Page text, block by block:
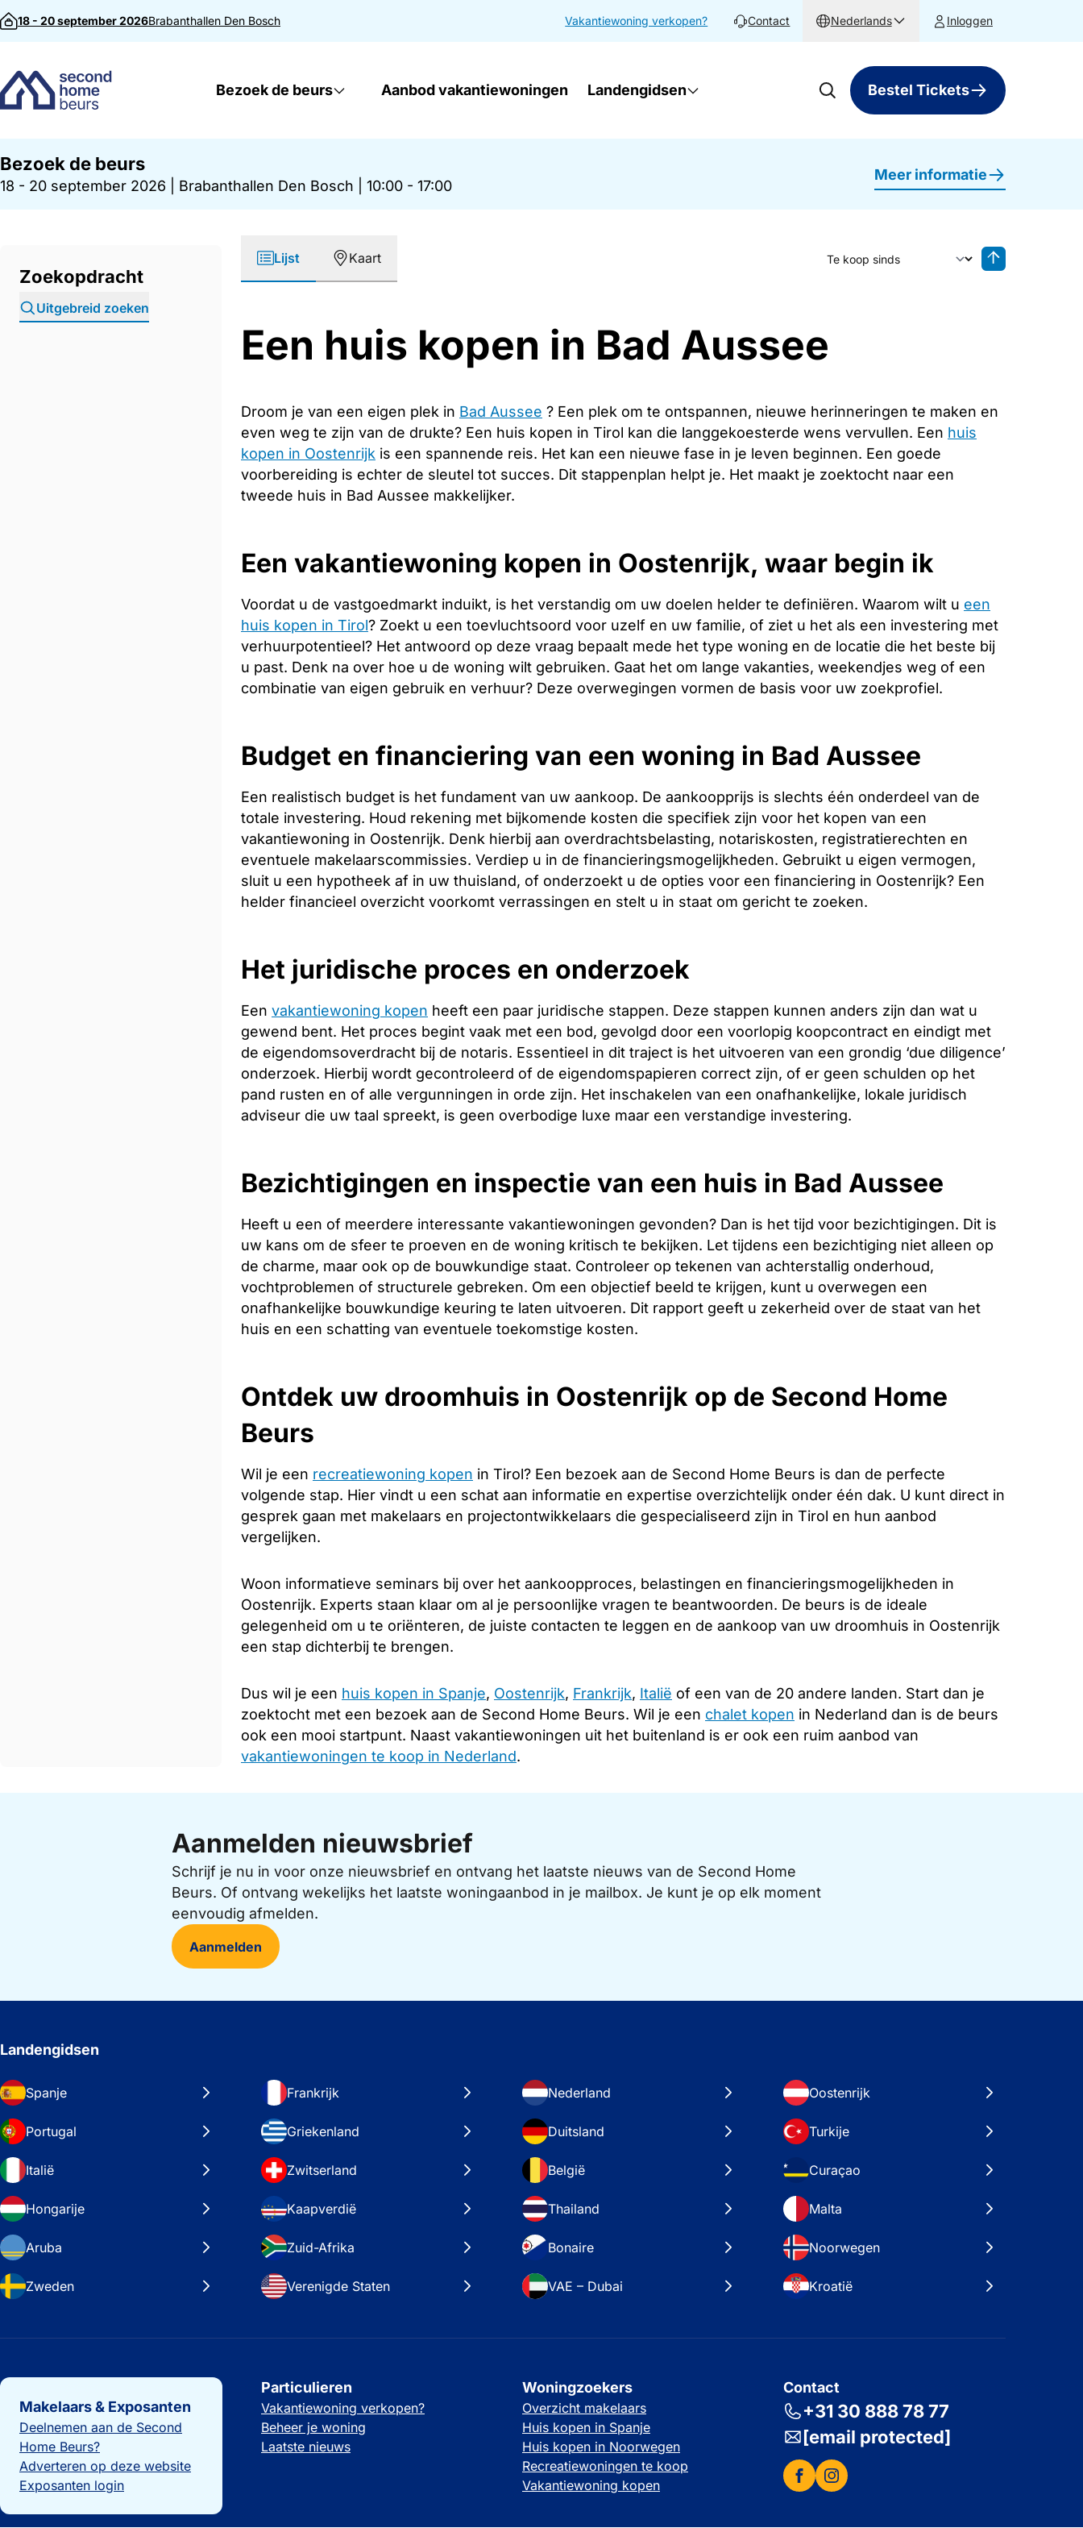
Direct naar inhoud
18 - 20 september 2026Brabanthallen Den Bosch Vakantiewoning verkopen? Contact Nederlands Inloggen
Bezoek de beurs Aanbod vakantiewoningen Landengidsen Bestel Tickets
Bezoek de beurs
18 - 20 september 2026 Brabanthallen Den Bosch 10:00 - 17:00
Meer informatie
Zoekopdracht
Uitgebreid zoeken
Lijst Kaart
Sorteer op
Een huis kopen in Bad Aussee
Droom je van een eigen plek in Bad Aussee ? Een plek om te ontspannen, nieuwe herinneringen te maken en
even weg te zijn van de drukte? Een huis kopen in Tirol kan die langgekoesterde wens vervullen. Een huis
kopen in Oostenrijk is een spannende reis. Het kan een nieuwe fase in je leven beginnen. Een goede
voorbereiding is echter de sleutel tot succes. Dit stappenplan helpt je. Het maakt je zoektocht naar een
tweede huis in Bad Aussee makkelijker.
Een vakantiewoning kopen in Oostenrijk, waar begin ik
Voordat u de vastgoedmarkt induikt, is het verstandig om uw doelen helder te definiëren. Waarom wilt u een
huis kopen in Tirol? Zoekt u een toevluchtsoord voor uzelf en uw familie, of ziet u het als een investering met
verhuurpotentieel? Het antwoord op deze vraag bepaalt mede het type woning en de locatie die het beste bij
u past. Denk na over hoe u de woning wilt gebruiken. Gaat het om lange vakanties, weekendjes weg of een
combinatie van eigen gebruik en verhuur? Deze overwegingen vormen de basis voor uw zoekprofiel.
Budget en financiering van een woning in Bad Aussee
Een realistisch budget is het fundament van uw aankoop. De aankoopprijs is slechts één onderdeel van de
totale investering. Houd rekening met bijkomende kosten die specifiek zijn voor het kopen van een
vakantiewoning in Oostenrijk. Denk hierbij aan overdrachtsbelasting, notariskosten, registratierechten en
eventuele makelaarscommissies. Verdiep u in de financieringsmogelijkheden. Gebruikt u eigen vermogen,
sluit u een hypotheek af in uw thuisland, of onderzoekt u de opties voor een financiering in Oostenrijk? Een
helder financieel overzicht voorkomt verrassingen en stelt u in staat om gericht te zoeken.
Het juridische proces en onderzoek
Een vakantiewoning kopen heeft een paar juridische stappen. Deze stappen kunnen anders zijn dan wat u
gewend bent. Het proces begint vaak met een bod, gevolgd door een voorlopig koopcontract en eindigt met
de eigendomsoverdracht bij de notaris. Essentieel in dit traject is het uitvoeren van een grondig ‘due diligence’
onderzoek. Hierbij wordt gecontroleerd of de eigendomspapieren correct zijn, of er geen schulden op het
pand rusten en of alle vergunningen in orde zijn. Het inschakelen van een onafhankelijke, lokale juridisch
adviseur die uw taal spreekt, is geen overbodige luxe maar een verstandige investering.
Bezichtigingen en inspectie van een huis in Bad Aussee
Heeft u een of meerdere interessante vakantiewoningen gevonden? Dan is het tijd voor bezichtigingen. Dit is
uw kans om de sfeer te proeven en de woning kritisch te bekijken. Let tijdens een bezichtiging niet alleen op
de charme, maar ook op de bouwkundige staat. Controleer op tekenen van achterstallig onderhoud,
vochtproblemen of structurele gebreken. Om een objectief beeld te krijgen, kunt u overwegen een
onafhankelijke bouwkundige keuring te laten uitvoeren. Dit rapport geeft u zekerheid over de staat van het
huis en een schatting van eventuele toekomstige kosten.
Ontdek uw droomhuis in Oostenrijk op de Second Home
Beurs
Wil je een recreatiewoning kopen in Tirol? Een bezoek aan de Second Home Beurs is dan de perfecte
volgende stap. Hier vindt u een schat aan informatie en expertise overzichtelijk onder één dak. U kunt direct in
gesprek gaan met makelaars en projectontwikkelaars die gespecialiseerd zijn in Tirol en hun aanbod
vergelijken.
Woon informatieve seminars bij over het aankoopproces, belastingen en financieringsmogelijkheden in
Oostenrijk. Experts staan klaar om al je persoonlijke vragen te beantwoorden. De beurs is de ideale
gelegenheid om u te oriënteren, de juiste contacten te leggen en de aankoop van uw droomhuis in Oostenrijk
een stap dichterbij te brengen.
Dus wil je een huis kopen in Spanje, Oostenrijk, Frankrijk, Italië of een van de 20 andere landen. Start dan je
zoektocht met een bezoek aan de Second Home Beurs. Wil je een chalet kopen in Nederland dan is de beurs
ook een mooi startpunt. Naast vakantiewoningen uit het buitenland is er ook een ruim aanbod van
vakantiewoningen te koop in Nederland.
Aanmelden nieuwsbrief
Schrijf je nu in voor onze nieuwsbrief en ontvang het laatste nieuws van de Second Home
Beurs. Of ontvang wekelijks het laatste woningaanbod in je mailbox. Je kunt je op elk moment
eenvoudig afmelden.
Aanmelden
Landengidsen
Spanje Frankrijk Nederland Oostenrijk
Portugal Griekenland Duitsland Turkije
Italië Zwitserland België Curaçao
Hongarije Kaapverdië Thailand Malta
Aruba Zuid-Afrika Bonaire Noorwegen
Zweden Verenigde Staten VAE – Dubai Kroatië
Belangrijke links
Makelaars & Exposanten
Deelnemen aan de Second
Home Beurs?
Adverteren op deze website
Exposanten login
Particulieren
Vakantiewoning verkopen?
Beheer je woning
Laatste nieuws
Woningzoekers
Overzicht makelaars
Huis kopen in Spanje
Huis kopen in Noorwegen
Recreatiewoningen te koop
Vakantiewoning kopen
Contact
+31 30 888 78 77
[email protected]